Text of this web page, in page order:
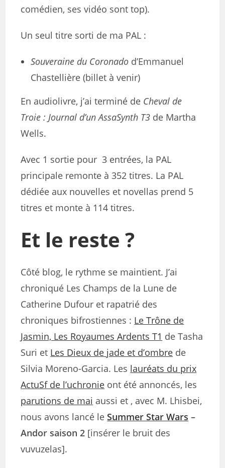
comédien, ses vidéo sont top).
Un seul titre sorti de ma PAL :
Souveraine du Coronado d’Emmanuel
Chastellière (billet à venir)
En audiolivre, j’ai terminé de Cheval de
Troie : Journal d’un AssaSynth T3 de Martha
Wells.
Avec 1 sortie pour 3 entrées, la PAL
principale remonte à 352 titres. La PAL
dédiée aux nouvelles et novellas prend 5
titres et monte à 114 titres.
Et le reste ?
Côté blog, le rythme se maintient. J’ai
chroniqué Les Champs de la Lune de
Catherine Dufour et rapatrié des
chroniques bifrostiennes : Le Trône de
Jasmin, Les Royaumes Ardents T1 de Tasha
Suri et Les Dieux de jade et d’ombre de
Silvia Moreno-Garcia. Les lauréats du prix
ActuSf de l’uchronie ont été annoncés, les
parutions de mai aussi et , avec M. Lhisbei,
nous avons lancé leSummer Star Wars –
Andor saison 2 [insérer le bruit des
vuvuzelas].